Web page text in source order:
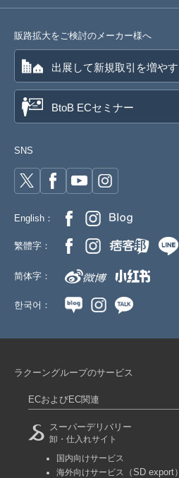
販路拡大をご検討のメーカー様へ
出展して新規取引を増やす
BtoB ECセミナー
SNS
English：
繁體字：
简体字：
한국어：
ラクーングループのサービス
ECおよびEC関連
スーパーデリバリー
卸・仕入れサイト
国内向けサービス
海外向けサービス
（SD export）